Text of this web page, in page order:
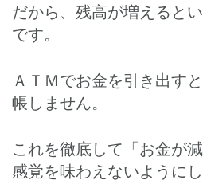
だから、残高が増えると
です。
ＡＴＭでお金を引き出す
帳しません。
これを徹底して「お金が
感覚を味わえないようにし